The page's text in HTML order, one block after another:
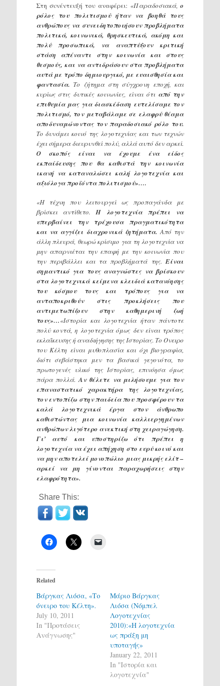
Στη συνέντευξή του αναφέρει: «Παραδοσιακά,ο
ρόλος του πολιτισμού ήταν να βοηθά τους
ανθρώπους να συνειδητοποιήσουν προβλήματα
πολιτικά, κοινωνικά, θρησκευτικά, ακόμη και
πολύ προσωπικά, να αναπτύξουν κριτική
στάση απέναντι στην κοινωνία και στους
θεσμούς, και να αντιδράσουν στα προβλήματα
αυτά με τρόπο δημιουργικό, με ευαισθησία και
φαντασία. Το ζήτημα στη σύγχρονη εποχή, και
κυρίως στις δυτικές κοινωνίες, είναι ότι από την
επιθυμία μας για διασκέδαση ευτελίσαμε τον
πολιτισμό, τον μεταβάλαμε σε ελαφρύ θέαμα
αποδυναμώνοντας τον παραδοσιακό ρόλο του.
Το δυνάμει κοινό της λογοτεχνίας και των τεχνών
έχει σήμερα διευρυνθεί πολύ, αλλά αυτό δεν αρκεί.
Ο σκοπός είναι να έχουμε ένα είδος
εκπαίδευσης που θα καθιστά την κοινωνία
ικανή να καταναλώσει καλή λογοτεχνία και
αξιόλογα προϊόντα πολιτισμού»….
«Η τέχνη που λειτουργεί ως προπαγάνδα με
βρίσκει αντίθετο.Η λογοτεχνία πρέπει να
υπερβαίνει την τρέχουσα πραγματικότητα
και να αγγίζει διαχρονικά ζητήματα. Από την
άλλη πλευρά, θεωρώ κρίσιμο για τη λογοτεχνία να
μην απαρνιέται την επαφή με την κοινωνία που
την περιβάλλει και τα προβλήματά της.Είναι
σημαντικό για τους αναγνώστες να βρίσκουν
στα λογοτεχνικά κείμενα κλειδιά κατανόησης
του κόσμου τους και τρόπους για να
ανταποκριθούν στις προκλήσεις που
αντιμετωπίζουν στην καθημερινή ζωή
τους»…«Ιστορία και λογοτεχνία ήταν πάντοτε
πολύ κοντά, η λογοτεχνία όμως δεν είναι τρόπος
εκλαΐκευσης ή αναδιήγησης της Ιστορίας. Το Ονειρο
του Κέλτη είναι μυθοπλασία και όχι βιογραφία,
διότι σεβάστηκα μεν τα βασικά γεγονότα, το
πρωτογενές υλικό της Ιστορίας, επινόησα όμως
πάρα πολλά.Αν θέλετε να μιλήσουμε για τον
επαναστατικό χαρακτήρα της λογοτεχνίας,
τον εντοπίζω στην παιδεία που προσφέρουν τα
καλά λογοτεχνικά έργα στον άνθρωπο
καθιστώντας μια κοινωνία καλλιεργημένων
ανθρώπων λιγότερο ανεκτική στη χειραγώγηση.
Γι’ αυτό και υποστηρίζω ότι πρέπει η
λογοτεχνία να έχει απήχηση στο ευρύ κοινό και
να μην αποτελεί μονοπώλιο μιας μικρής ελίτ –
αρκεί να μη γίνονται παραχωρήσεις στην
ελαφρότητα».
Share This:
Related
Βάργκας Λιόσα, «Το
όνειρο του Κέλτη».
July 10, 2011
In "Προτάσεις
Ανάγνωσης"
Μάριο Βάργκας
Λιόσα (Νόμπελ
Λογοτεχνίας
2010):«Η λογοτεχνία
ως πράξη μη
υποταγής»
January 22, 2011
In "Ιστορία και
λογοτεχνία"